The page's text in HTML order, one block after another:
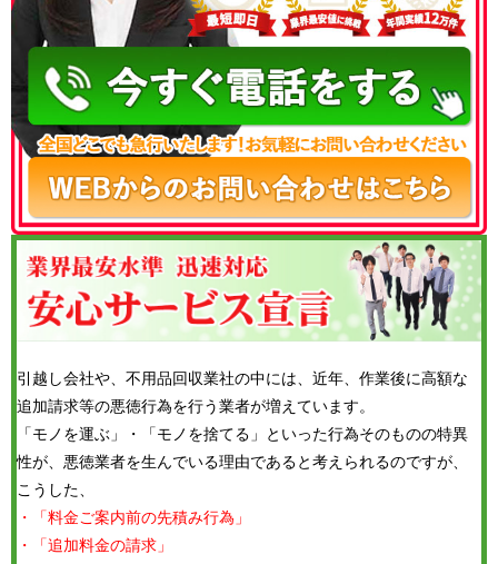
050-3186-4780
引越し会社や、不用品回収業社の中には、近年、作業後に高額な
追加請求等の悪徳行為を行う業者が増えています。
「モノを運ぶ」・「モノを捨てる」といった行為そのものの特異
性が、悪徳業者を生んでいる理由であると考えられるのですが、
こうした、
・「料金ご案内前の先積み行為」
・「追加料金の請求」